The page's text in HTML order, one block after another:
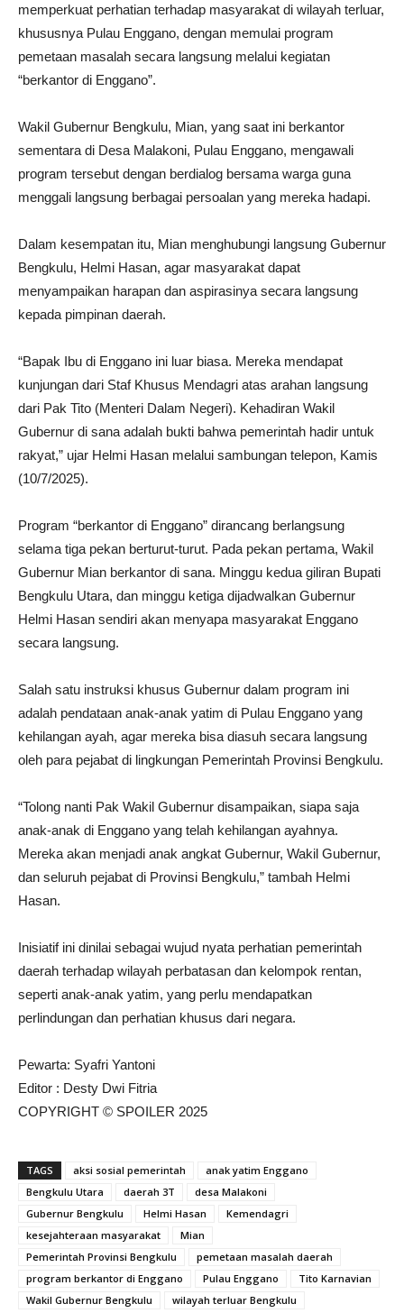
memperkuat perhatian terhadap masyarakat di wilayah terluar,
khususnya Pulau Enggano, dengan memulai program
pemetaan masalah secara langsung melalui kegiatan
“berkantor di Enggano”.
Wakil Gubernur Bengkulu, Mian, yang saat ini berkantor
sementara di Desa Malakoni, Pulau Enggano, mengawali
program tersebut dengan berdialog bersama warga guna
menggali langsung berbagai persoalan yang mereka hadapi.
Dalam kesempatan itu, Mian menghubungi langsung Gubernur
Bengkulu, Helmi Hasan, agar masyarakat dapat
menyampaikan harapan dan aspirasinya secara langsung
kepada pimpinan daerah.
“Bapak Ibu di Enggano ini luar biasa. Mereka mendapat
kunjungan dari Staf Khusus Mendagri atas arahan langsung
dari Pak Tito (Menteri Dalam Negeri). Kehadiran Wakil
Gubernur di sana adalah bukti bahwa pemerintah hadir untuk
rakyat,” ujar Helmi Hasan melalui sambungan telepon, Kamis
(10/7/2025).
Program “berkantor di Enggano” dirancang berlangsung
selama tiga pekan berturut-turut. Pada pekan pertama, Wakil
Gubernur Mian berkantor di sana. Minggu kedua giliran Bupati
Bengkulu Utara, dan minggu ketiga dijadwalkan Gubernur
Helmi Hasan sendiri akan menyapa masyarakat Enggano
secara langsung.
Salah satu instruksi khusus Gubernur dalam program ini
adalah pendataan anak-anak yatim di Pulau Enggano yang
kehilangan ayah, agar mereka bisa diasuh secara langsung
oleh para pejabat di lingkungan Pemerintah Provinsi Bengkulu.
“Tolong nanti Pak Wakil Gubernur disampaikan, siapa saja
anak-anak di Enggano yang telah kehilangan ayahnya.
Mereka akan menjadi anak angkat Gubernur, Wakil Gubernur,
dan seluruh pejabat di Provinsi Bengkulu,” tambah Helmi
Hasan.
Inisiatif ini dinilai sebagai wujud nyata perhatian pemerintah
daerah terhadap wilayah perbatasan dan kelompok rentan,
seperti anak-anak yatim, yang perlu mendapatkan
perlindungan dan perhatian khusus dari negara.
Pewarta: Syafri Yantoni
Editor : Desty Dwi Fitria
COPYRIGHT © SPOILER 2025
TAGS aksi sosial pemerintah
anak yatim Enggano
Bengkulu Utara
daerah 3T
desa Malakoni
Gubernur Bengkulu
Helmi Hasan
Kemendagri
kesejahteraan masyarakat
Mian
Pemerintah Provinsi Bengkulu
pemetaan masalah daerah
program berkantor di Enggano
Pulau Enggano
Tito Karnavian
Wakil Gubernur Bengkulu
wilayah terluar Bengkulu